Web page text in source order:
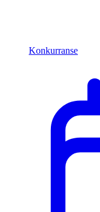
Konkurranse